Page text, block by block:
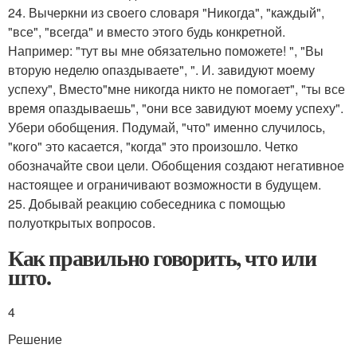
24. Вычеркни из своего словаря "Никогда", "каждый",
"все", "всегда" и вместо этого будь конкретной.
Например: "тут вы мне обязательно поможете! ", "Вы
вторую неделю опаздываете", ". И. завидуют моему
успеху", Вместо"мне никогда никто не помогает", "ты все
время опаздываешь", "они все завидуют моему успеху".
Убери обобщения. Подумай, "что" именно случилось,
"кого" это касается, "когда" это произошло. Четко
обозначайте свои цели. Обобщения создают негативное
настоящее и ограничивают возможности в будущем.
25. Добывай реакцию собеседника с помощью
полуоткрытых вопросов.
Как правильно говорить, что или
што.
4
Решение